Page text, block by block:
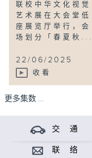
联校中华文化视觉
艺术展在大会堂低
座展览厅举行，会
场划分「春夏秋...
22/06/2025
收看
更多集数 ...
交 通
联 络